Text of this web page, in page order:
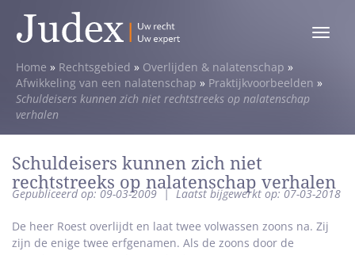
Toggle
Home » Rechtsgebied » Overlijden & nalatenschap »
Afwikkeling van een nalatenschap » Praktijkvoorbeelden »
Schuldeisers kunnen zich niet rechtstreeks op nalatenschap
verhalen
Schuldeisers kunnen zich niet
rechtstreeks op nalatenschap verhalen
Gepubliceerd op: 09-03-2009|Laatst bijgewerkt op: 07-03-2018
De heer Roest overlijdt en laat twee volwassen zoons na. Zij
zijn de enige twee erfgenamen. Als de zoons door de